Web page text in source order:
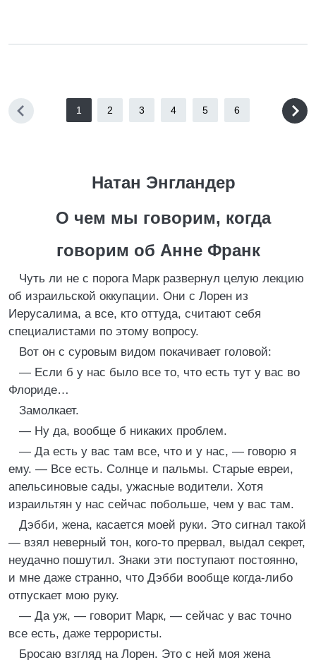
1 2 3 4 5 6
Натан Энгландер
О чем мы говорим, когда
говорим об Анне Франк
Чуть ли не с порога Марк развернул целую лекцию
об израильской оккупации. Они с Лорен из
Иерусалима, а все, кто оттуда, считают себя
специалистами по этому вопросу.
Вот он с суровым видом покачивает головой:
— Если б у нас было все то, что есть тут у вас во
Флориде…
Замолкает.
— Ну да, вообще б никаких проблем.
— Да есть у вас там все, что и у нас, — говорю я
ему. — Все есть. Солнце и пальмы. Старые евреи,
апельсиновые сады, ужасные водители. Хотя
израильтян у нас сейчас побольше, чем у вас там.
Дэбби, жена, касается моей руки. Это сигнал такой
— взял неверный тон, кого-то прервал, выдал секрет,
неудачно пошутил. Знаки эти поступают постоянно,
и мне даже странно, что Дэбби вообще когда-либо
отпускает мою руку.
— Да уж, — говорит Марк, — сейчас у вас точно
все есть, даже террористы.
Бросаю взгляд на Лорен. Это с ней моя жена